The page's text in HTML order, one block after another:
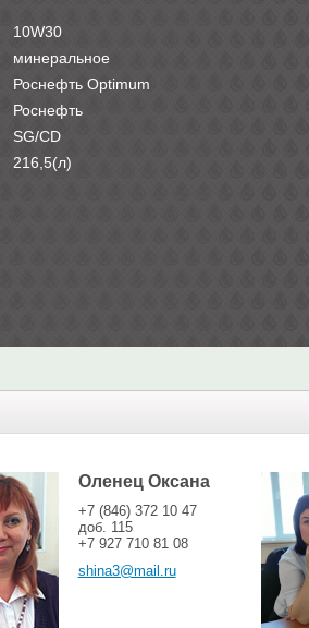
10W30
минеральное
Роснефть Optimum
Роснефть
SG/CD
216,5(л)
Оленец Оксана
+7 (846) 372 10 47
доб. 115
+7 927 710 81 08
shina3@mail.ru